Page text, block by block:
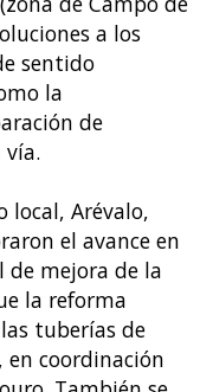
a los
sentido
la
de
local, Arévalo,
el avance en
de mejora de la
la reforma
tuberías de
coordinación